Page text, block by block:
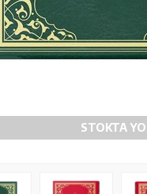
STOKTA